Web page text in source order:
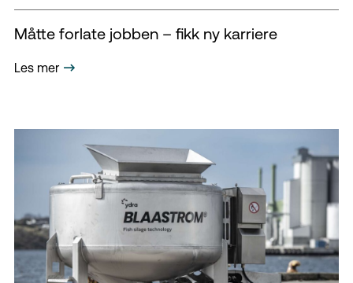
Måtte forlate jobben – fikk ny karriere
Les mer